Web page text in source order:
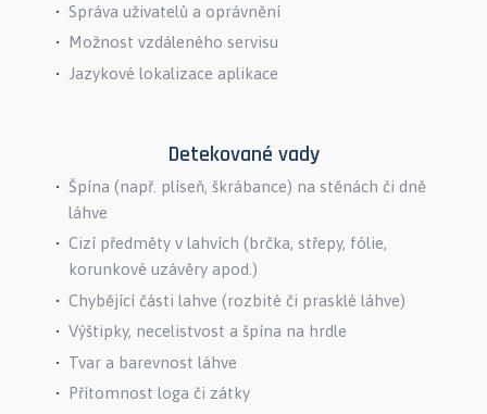
Správa uživatelů a oprávnění
Možnost vzdáleného servisu
Jazykové lokalizace aplikace
Detekované vady
Špína (např. plíseň, škrábance) na stěnách či dně
láhve
Cizí předměty v lahvích (brčka, střepy, fólie,
korunkové uzávěry apod.)
Chybějící části lahve (rozbité či prasklé láhve)
Výštipky, necelistvost a špína na hrdle
Tvar a barevnost láhve
Přítomnost loga či zátky